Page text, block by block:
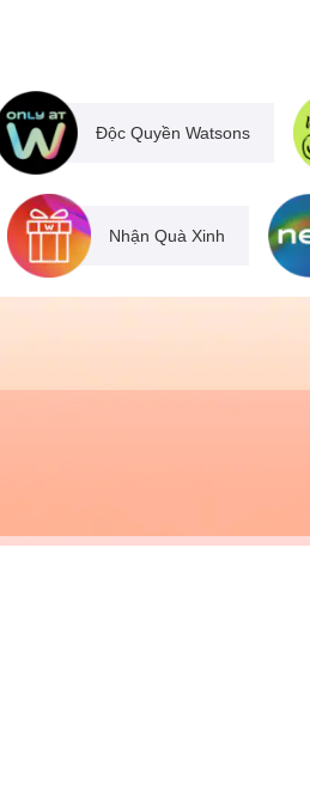
Độc Quyền Watsons
Nhận Quà Xinh